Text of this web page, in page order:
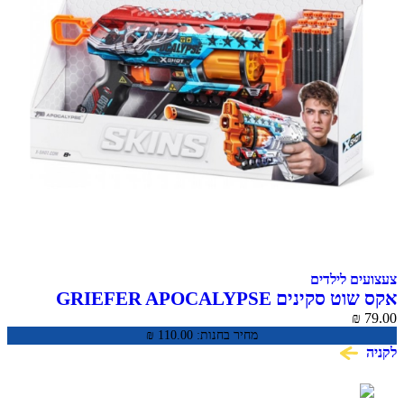
צעצועים לילדים
אקס שוט סקינים GRIEFER APOCALYPSE
מחיר בחנות: ₪ 110.00
₪ 79.00
לקניה